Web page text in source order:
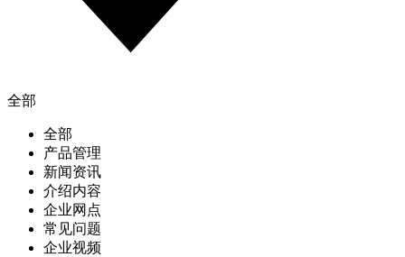
全部
全部
产品管理
新闻资讯
介绍内容
企业网点
常见问题
企业视频